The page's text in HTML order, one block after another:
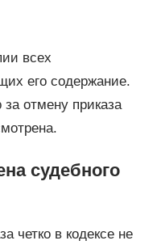
всех
его содержание.
отмену приказа
судебного
четко в кодексе не